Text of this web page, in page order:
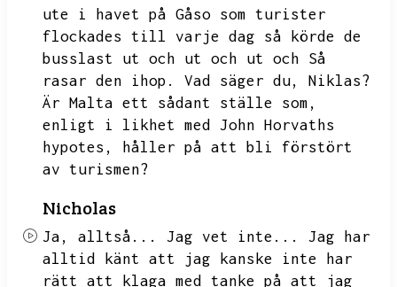
ute i havet på Gåso som turister
flockades till varje dag så körde de
busslast ut och ut och ut och Så
rasar den ihop.
Vad säger du,
Niklas?
Är Malta ett sådant ställe som,
enligt i likhet med John Horvaths
hypotes,
håller på att bli förstört
av turismen?
Nicholas
Ja, alltså... Jag vet inte...
Jag har
alltid känt att jag kanske inte har
rätt att klaga med tanke på att jag